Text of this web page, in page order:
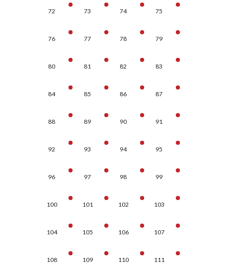
72 73 74 75
76 77 78 79
80 81 82 83
84 85 86 87
88 89 90 91
92 93 94 95
96 97 98 99
100 101 102 103
104 105 106 107
108 109 110 111